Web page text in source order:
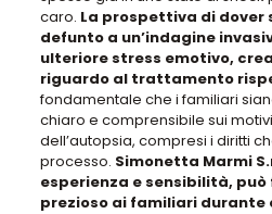
caro. La prospettiva di
defunto a un’indagine
ulteriore stress emotivo,
riguardo al trattamento
fondamentale che i familiari
chiaro e comprensibile sui
dell’autopsia, compresi i diritti
processo. Simonetta Marmi
esperienza e sensibilità,
prezioso ai familiari durante